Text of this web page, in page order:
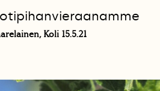
Koli 15.5.21